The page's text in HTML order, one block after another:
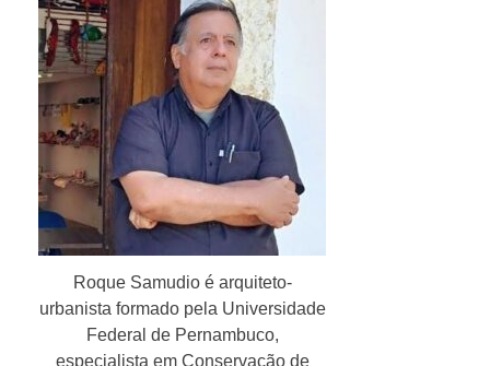
Roque Samudio é arquiteto-
urbanista formado pela Universidade
Federal de Pernambuco,
especialista em Conservação de